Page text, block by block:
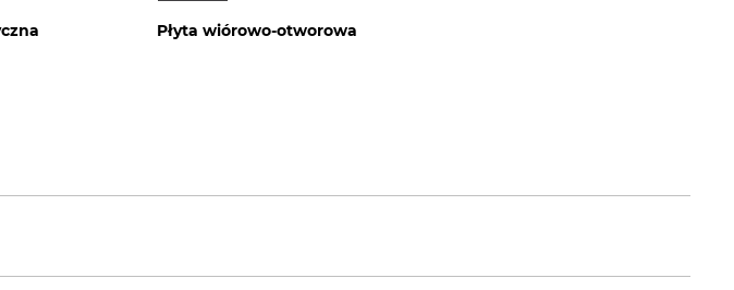
Płyta wiórowo-otworowa